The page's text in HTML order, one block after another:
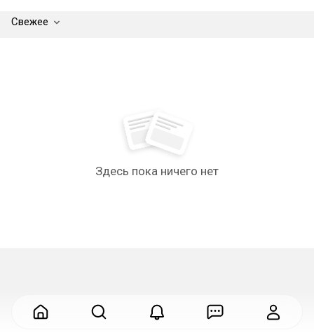
Свежее
Здесь пока ничего нет